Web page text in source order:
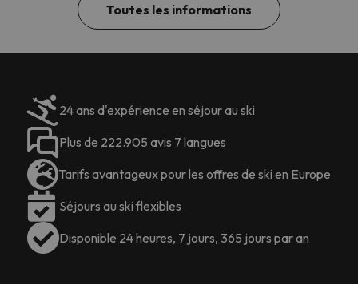
Toutes les informations
24 ans d'expérience en séjour au ski
Plus de 222.905 avis 7 langues
Tarifs avantageux pour les offres de ski en Europe
Séjours au ski flexibles
Disponible 24 heures, 7 jours, 365 jours par an